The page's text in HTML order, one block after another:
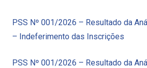
PSS Nº 001/2026 – Resultado da
– Indeferimento das Inscrições
PSS Nº 001/2026 – Resultado da